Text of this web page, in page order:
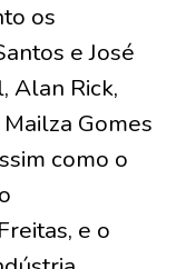
os
e José
Alan Rick,
Gomes
como o
e o